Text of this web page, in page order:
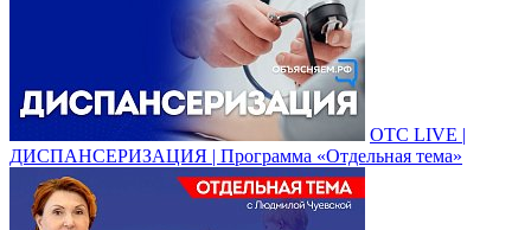
ОТС LIVE |
ДИСПАНСЕРИЗАЦИЯ | Программа «Отдельная тема»